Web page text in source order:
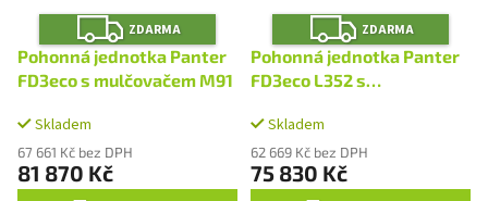
Z
D
A
R
M
ZDARMA
Pohonná jednotka Panter
FD3eco s mulčovačem M91
Skladem
67 661 Kč bez DPH
81 870 Kč
Z
D
A
R
M
ZDARMA
Pohonná jednotka Panter
FD3eco L352 s
Skladem
62 669 Kč bez DPH
75 830 Kč